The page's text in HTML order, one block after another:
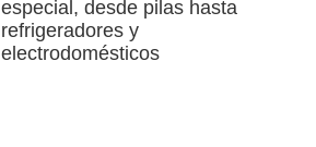
especial, desde pilas hasta
refrigeradores y
electrodomésticos